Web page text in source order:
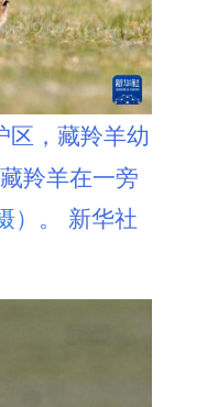
区，藏羚羊幼
羚羊在一旁
） 。 新华社